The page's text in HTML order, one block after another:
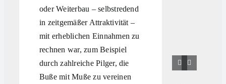
oder Weiterbau – selbstredend
in zeitgemäßer Attraktivität –
mit erheblichen Einnahmen zu
rechnen war, zum Beispiel
durch zahlreiche Pilger, die
Buße mit Muße zu vereinen